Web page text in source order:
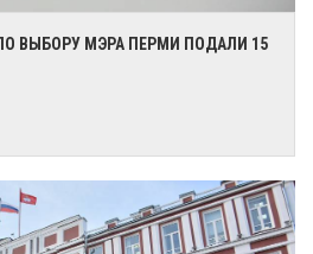
ВЫБОРУ МЭРА ПЕРМИ ПОДАЛИ 15